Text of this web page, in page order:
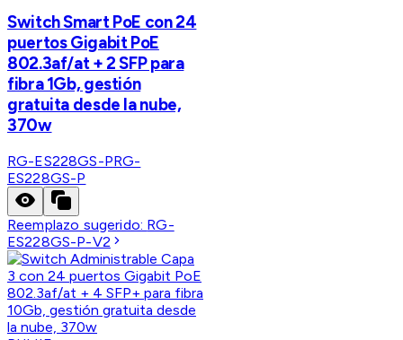
Switch Smart PoE con 24
puertos Gigabit PoE
802.3af/at + 2 SFP para
fibra 1Gb, gestión
gratuita desde la nube,
370w
RG-ES228GS-PRG-
ES228GS-P
Reemplazo sugerido: RG-
ES228GS-P-V2